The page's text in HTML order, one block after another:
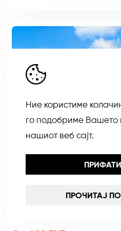
СЕПТЕМВРИ
СИЦИЛИЈА-
Ние користиме
го подобриме Вашето
нашиот веб сајт.
ПРИФАТИ
ПРОЧИТАЈ